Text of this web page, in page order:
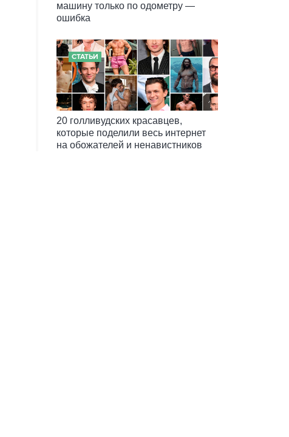
машину только по одометру —
ошибка
СТАТЬИ
20 голливудских красавцев,
которые поделили весь интернет
на обожателей и ненавистников